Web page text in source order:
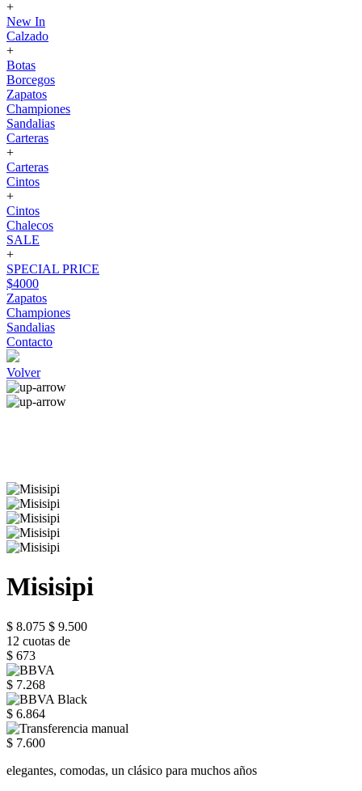
+
New In
Calzado
+
Botas
Borcegos
Zapatos
Championes
Sandalias
Carteras
+
Carteras
Cintos
+
Cintos
Chalecos
SALE
+
SPECIAL PRICE
$4000
Zapatos
Championes
Sandalias
Contacto
Volver
Misisipi
$ 8.075 $ 9.500
12 cuotas de
$ 673
$ 7.268
$ 6.864
$ 7.600
elegantes, comodas, un clásico para muchos años